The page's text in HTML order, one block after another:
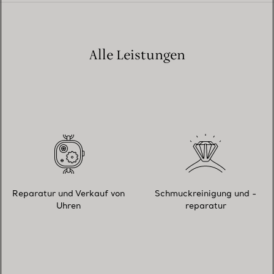
Alle Leistungen
Reparatur und Verkauf von
Uhren
Schmuckreinigung und -
reparatur